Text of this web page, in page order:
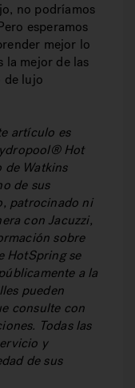
no podríamos
esperamos
mejor lo
la mejor de las
de lujo
artículo es
Hot
de Watkins
de sus
patrocinado ni
con Jacuzzi,
sobre
HotSpring se
a la
pueden
consulte con
Todas las
y
de sus